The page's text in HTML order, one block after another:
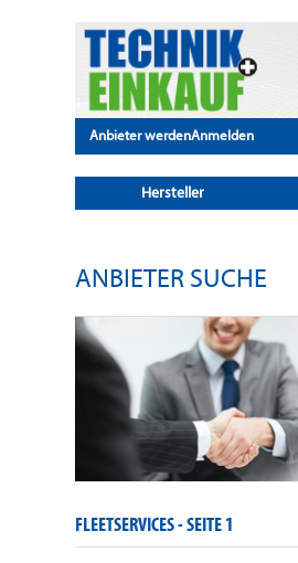
Anbieter werdenAnmelden
Hersteller
ANBIETER SUCHE
FLEETSERVICES -SEITE 1